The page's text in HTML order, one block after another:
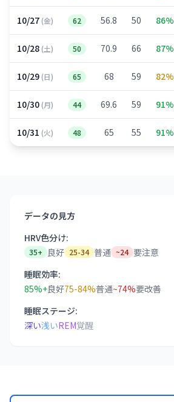
10/27(金) 62 56.8 50 86%
10/28(土) 50 70.9 66 87%
10/29(日) 65 68 59 82%
10/30(月) 44 69.6 59 91%
10/31 (火) 48 65 55 91%
データの見方
HRV色分け:
35+ 良好 25-34 普通 ~24 要注意
睡眠効率:
85%+良好75-84%普通~74%要改善
睡眠ステージ:
深い浅いREM覚醒